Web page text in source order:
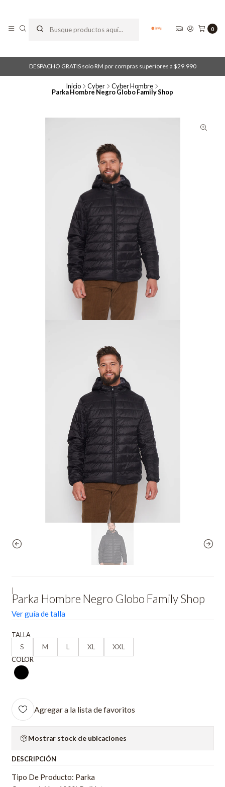
0
DESPACHO GRATIS solo RM por compras superiores a $29.990
Inicio Cyber Cyber Hombre
Parka Hombre Negro Globo Family Shop
Parka Hombre Negro Globo Family Shop
Ver guía de talla
TALLA
S
M L XL
XXL
COLOR
Agregar a la lista de favoritos
Mostrar stock de ubicaciones
DESCRIPCIÓN
Tipo De Producto: Parka